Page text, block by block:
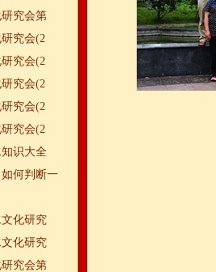
究会第
究会(2
究会(2
究会(2
究会(2
究会(2
识大全
何判断一
化研究
化研究
究会第